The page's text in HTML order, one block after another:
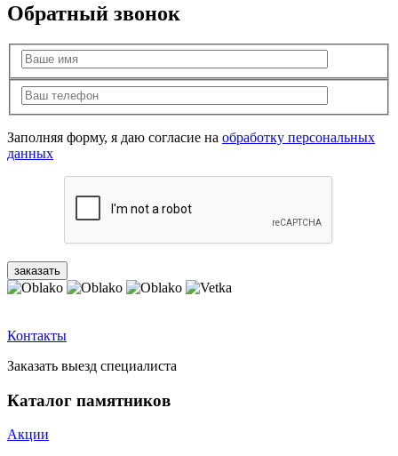
Обратный звонок
Заполняя форму, я даю согласие на обработку персональных
данных
Контакты
Заказать выезд специалиста
Каталог памятников
Акции